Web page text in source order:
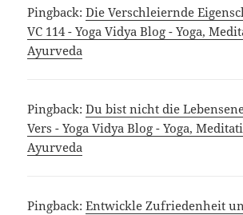
Pingback:Die Verschleiernde
VC 114 - Yoga Vidya Blog - Yoga,
Ayurveda
Pingback:Du bist nicht die
Vers - Yoga Vidya Blog - Yoga,
Ayurveda
Pingback:Entwickle Zufriedenheit